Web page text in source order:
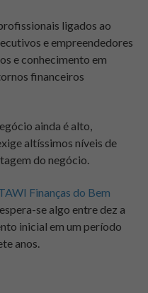
ligados ao
e empreendedores
e conhecimento em
financeiros
ainda é alto,
altíssimos níveis de
do negócio.
Finanças do Bem
se algo entre dez a
inicial em um período
anos.